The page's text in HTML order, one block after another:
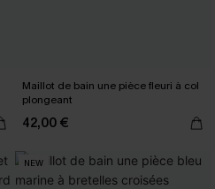
Maillot de bain une pièce fleuri à col
plongeant
42,00 €
NEW